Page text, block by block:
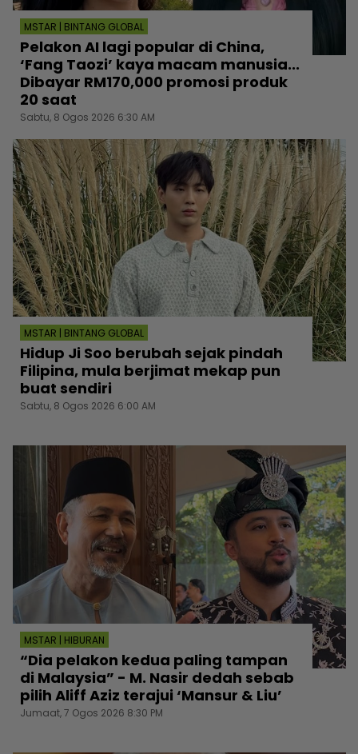
MSTAR | BINTANG GLOBAL
Pelakon AI lagi popular di China,
‘Fang Taozi’ kaya macam manusia...
Dibayar RM170,000 promosi produk
20 saat
Sabtu, 8 Ogos 2026 6:30 AM
MSTAR | BINTANG GLOBAL
Hidup Ji Soo berubah sejak pindah
Filipina, mula berjimat mekap pun
buat sendiri
Sabtu, 8 Ogos 2026 6:00 AM
MSTAR | HIBURAN
“Dia pelakon kedua paling tampan
di Malaysia” - M. Nasir dedah sebab
pilih Aliff Aziz terajui ‘Mansur & Liu’
Jumaat, 7 Ogos 2026 8:30 PM